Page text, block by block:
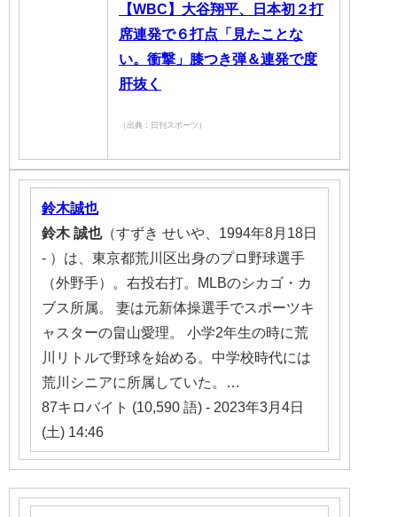
【WBC】大谷翔平、日本初２打
席連発で６打点「見たことな
い。衝撃」膝つき弾＆連発で度
肝抜く
（出典：日刊スポーツ）
鈴木誠也
鈴木 誠也（すずき せいや、1994年8月18日
- ）は、東京都荒川区出身のプロ野球選手
（外野手）。右投右打。MLBのシカゴ・カ
ブス所属。 妻は元新体操選手でスポーツキ
ャスターの畠山愛理。 小学2年生の時に荒
川リトルで野球を始める。中学校時代には
荒川シニアに所属していた。…
87キロバイト (10,590 語) - 2023年3月4日
(土) 14:46